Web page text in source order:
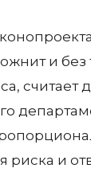
и без
считает
риска и